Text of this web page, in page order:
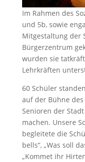
Im Rahmen des
und 5b, sowie
Mitgestaltung der
Bürgerzentrum
wurden sie
Lehrkräften
60 Schüler
auf der Bühne
Senioren der
machen. Unsere
begleitete die
bells“, „Was soll
„Kommet ihr